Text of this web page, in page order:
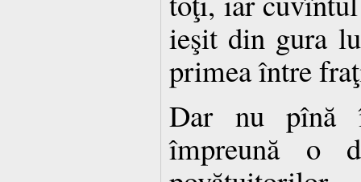
ieşit din gura
primea între
Dar nu pînă
împreună o